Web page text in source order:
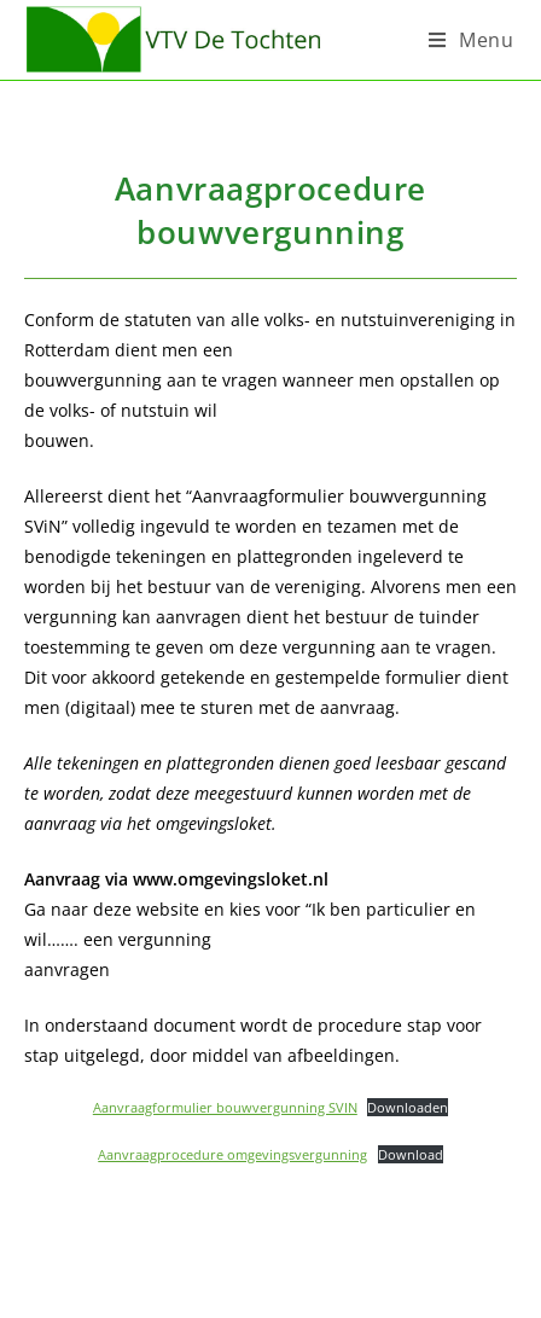
Menu
Aanvraagprocedure
bouwvergunning
Conform de statuten van alle volks- en nutstuinvereniging in
Rotterdam dient men een
bouwvergunning aan te vragen wanneer men opstallen op
de volks- of nutstuin wil
bouwen.
Allereerst dient het “Aanvraagformulier bouwvergunning
SViN” volledig ingevuld te worden en tezamen met de
benodigde tekeningen en plattegronden ingeleverd te
worden bij het bestuur van de vereniging. Alvorens men een
vergunning kan aanvragen dient het bestuur de tuinder
toestemming te geven om deze vergunning aan te vragen.
Dit voor akkoord getekende en gestempelde formulier dient
men (digitaal) mee te sturen met de aanvraag.
Alle tekeningen en plattegronden dienen goed leesbaar gescand
te worden, zodat deze meegestuurd kunnen worden met de
aanvraag via het omgevingsloket.
Aanvraag via www.omgevingsloket.nl
Ga naar deze website en kies voor “Ik ben particulier en
wil……. een vergunning
aanvragen
In onderstaand document wordt de procedure stap voor
stap uitgelegd, door middel van afbeeldingen.
Aanvraagformulier bouwvergunning SVIN Downloaden
Aanvraagprocedure omgevingsvergunning Download